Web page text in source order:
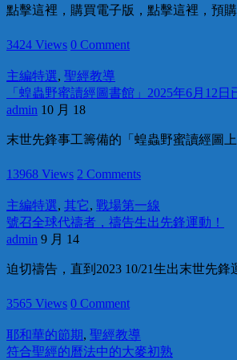
點擊這裡，購買電子版，點擊這裡，預
3424 Views 0 Comment
主編特選, 聖經教導
「蝗蟲野蜜讀經圖書館」2025年6月12
admin 10 月 18
末世先鋒事工籌備的「蝗蟲野蜜讀經圖
13968 Views 2 Comments
主編特選, 其它, 戰場第一線
號召全球代禱者，禱告生出先鋒運動！
admin 9 月 14
迫切禱告，直到2023 10/21生出末世先
3565 Views 0 Comment
耶和華的節期, 聖經教導
符合聖經的曆法中的大麥初熟